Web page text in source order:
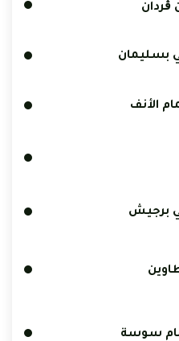
ڨردان
بسليمان
الأنف
برجيش
سوسة